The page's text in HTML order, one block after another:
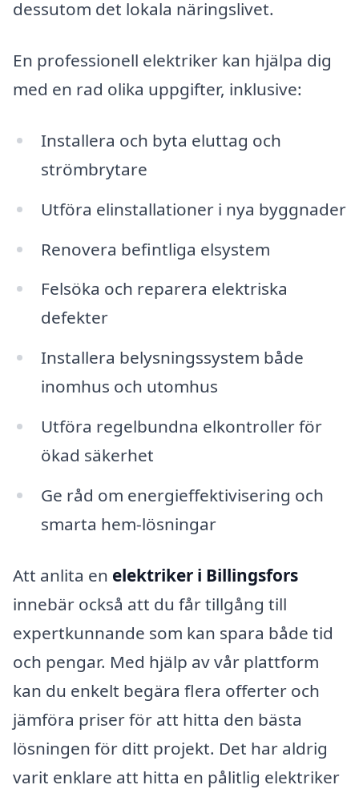
dessutom det lokala näringslivet.
En professionell elektriker kan hjälpa dig
med en rad olika uppgifter, inklusive:
Installera och byta eluttag och
strömbrytare
Utföra elinstallationer i nya byggnader
Renovera befintliga elsystem
Felsöka och reparera elektriska
defekter
Installera belysningssystem både
inomhus och utomhus
Utföra regelbundna elkontroller för
ökad säkerhet
Ge råd om energieffektivisering och
smarta hem-lösningar
Att anlita en elektriker i Billingsfors
innebär också att du får tillgång till
expertkunnande som kan spara både tid
och pengar. Med hjälp av vår plattform
kan du enkelt begära flera offerter och
jämföra priser för att hitta den bästa
lösningen för ditt projekt. Det har aldrig
varit enklare att hitta en pålitlig elektriker